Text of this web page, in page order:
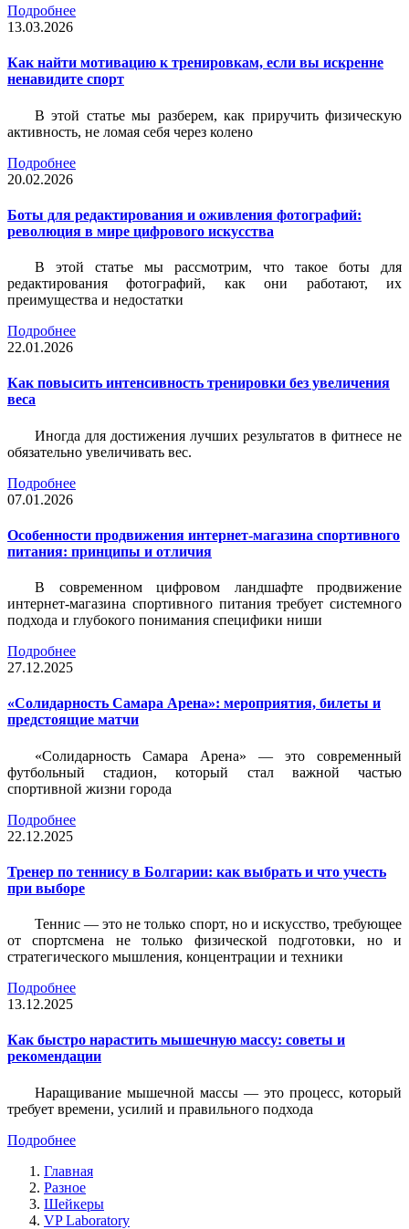
Подробнее
13.03.2026
Как найти мотивацию к тренировкам, если вы искренне
ненавидите спорт
В этой статье мы разберем, как приручить физическую
активность, не ломая себя через колено
Подробнее
20.02.2026
Боты для редактирования и оживления фотографий:
революция в мире цифрового искусства
В этой статье мы рассмотрим, что такое боты для
редактирования фотографий, как они работают, их
преимущества и недостатки
Подробнее
22.01.2026
Как повысить интенсивность тренировки без увеличения
веса
Иногда для достижения лучших результатов в фитнесе не
обязательно увеличивать вес.
Подробнее
07.01.2026
Особенности продвижения интернет-магазина спортивного
питания: принципы и отличия
В современном цифровом ландшафте продвижение
интернет-магазина спортивного питания требует системного
подхода и глубокого понимания специфики ниши
Подробнее
27.12.2025
«Солидарность Самара Арена»: мероприятия, билеты и
предстоящие матчи
«Солидарность Самара Арена» — это современный
футбольный стадион, который стал важной частью
спортивной жизни города
Подробнее
22.12.2025
Тренер по теннису в Болгарии: как выбрать и что учесть
при выборе
Теннис — это не только спорт, но и искусство, требующее
от спортсмена не только физической подготовки, но и
стратегического мышления, концентрации и техники
Подробнее
13.12.2025
Как быстро нарастить мышечную массу: советы и
рекомендации
Наращивание мышечной массы — это процесс, который
требует времени, усилий и правильного подхода
Подробнее
Главная
Разное
Шейкеры
VP Laboratory